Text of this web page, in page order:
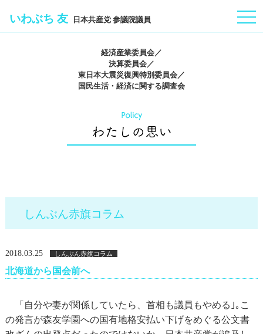
いわぶち 友 日本共産党 参議院議員
経済産業委員会／
決算委員会／
東日本大震災復興特別委員会／
国民生活・経済に関する調査会
しんぶん赤旗コラム
2018.03.25 しんぶん赤旗コラム
北海道から国会前へ
「自分や妻が関係していたら、首相も議員もやめる｣｡こ
の発言が森友学園への国有地格安払い下げをめぐる公文書